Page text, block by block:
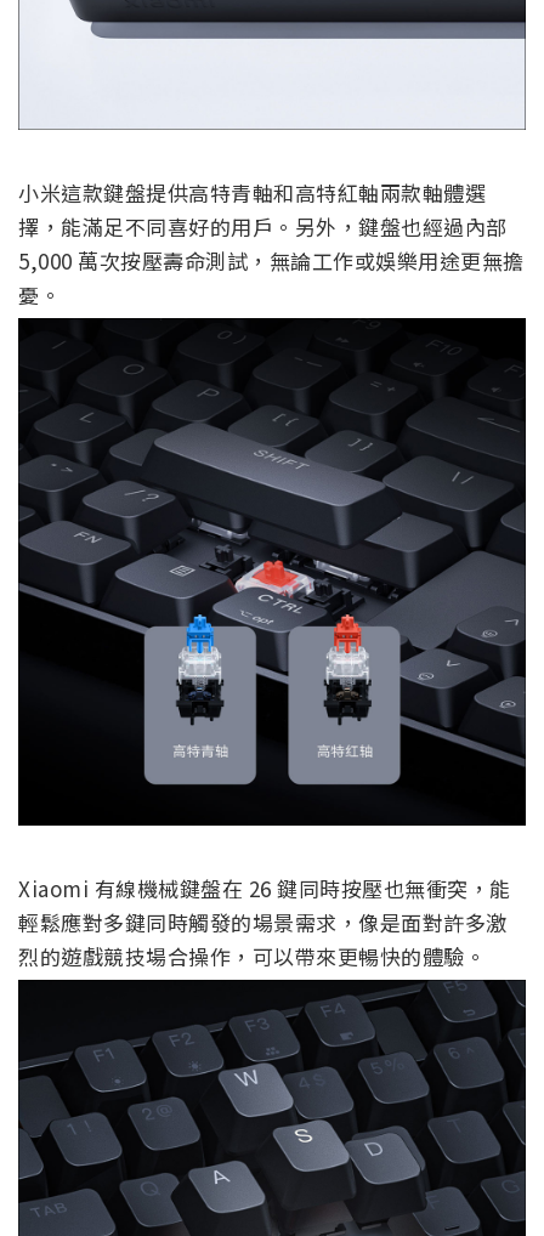
小米這款鍵盤提供高特青軸和高特紅軸兩款軸體選
擇，能滿足不同喜好的用戶。另外，鍵盤也經過內部
5,000 萬次按壓壽命測試，無論工作或娛樂用途更無擔
憂。
Xiaomi 有線機械鍵盤在 26 鍵同時按壓也無衝突，能
輕鬆應對多鍵同時觸發的場景需求，像是面對許多激
烈的遊戲競技場合操作，可以帶來更暢快的體驗。